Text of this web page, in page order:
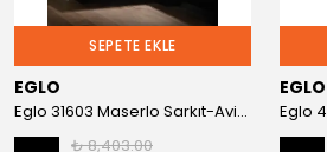
SEPETE EKLE
EGLO
Eglo 31603 Maserlo Sarkıt-Avize
₺ 8,403.00
EGLO